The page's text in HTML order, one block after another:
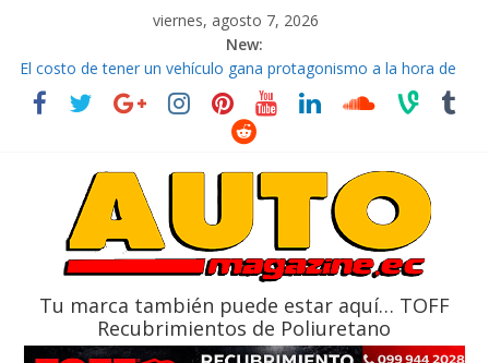
viernes, agosto 7, 2026
New:
El costo de tener un vehículo gana protagonismo a la hora de
decidir
Ultima película ‘Spider‑Man: Brand New Day’ pone en escena a
La Vuelta al Ecuador 2026, edición 47ª, recorre 7 provincias en 8
La FEDAK recibe 12 Sinotruk Bolden para cubrir las rutas de La
Tu marca también puede estar aquí… TOFF
Recubrimientos de Poliuretano